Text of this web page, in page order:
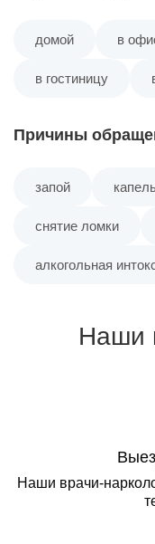
домой в
в гостиницу
Причины
запой
снятие ломки
алкогольная
Наши
Наши врачи-